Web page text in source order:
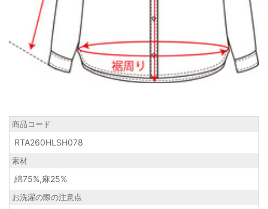
商品コード
RTA260HLSH078
素材
綿75%,麻25%
お洗濯の際の注意点